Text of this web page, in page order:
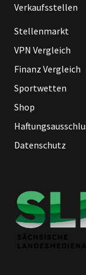
Verkaufsstellen
Stellenmarkt
VPN Vergleich
Finanz Vergleich
Sportwetten
Shop
Datenschutz